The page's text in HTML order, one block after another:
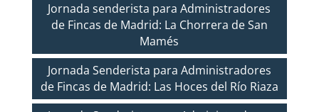
Jornada senderista para Administradores
de Fincas de Madrid: La Chorrera de San
Mamés
Jornada Senderista para Administradores
de Fincas de Madrid: Las Hoces del Río Riaza